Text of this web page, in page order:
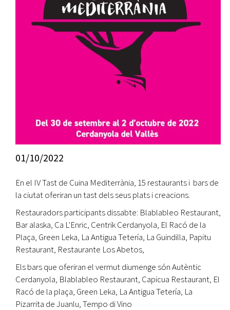
01/10/2022
En el IV Tast de Cuina Mediterrània, 15 restaurants i bars de
la ciutat oferiran un tast dels seus plats i creacions.
Restauradors participants dissabte: Blablableo Restaurant,
Bar alaska, Ca L'Enric, Centrik Cerdanyola, El Racó de la
Plaça, Green Leka, La Antigua Tetería, La Guindilla, Papitu
Restaurant, Restaurante Los Abetos,
Els bars que oferiran el vermut diumenge són Autèntic
Cerdanyola, Blablableo Restaurant, Capicua Restaurant, El
Racó de la plaça, Green Leka, La Antigua Tetería, La
Pizarrita de Juanlu, Tempo di Vino